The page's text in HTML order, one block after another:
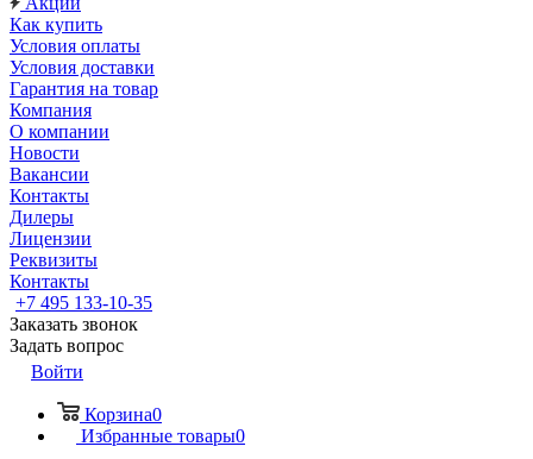
Как купить
Условия оплаты
Условия доставки
Гарантия на товар
Компания
О компании
Новости
Вакансии
Контакты
Дилеры
Лицензии
Реквизиты
Контакты
+7 495 133-10-35
Заказать звонок
Задать вопрос
Войти
Корзина0
Избранные товары0